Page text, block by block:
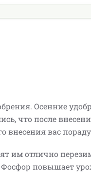
Осенние
что после
внесения вас
им отлично
повышает